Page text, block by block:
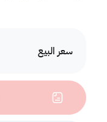
سعر البيع